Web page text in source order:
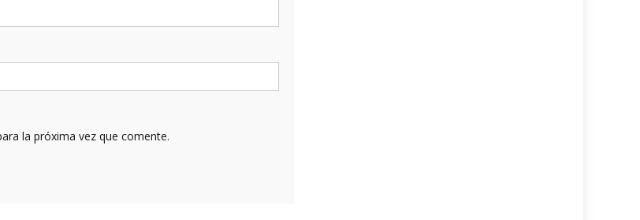
la próxima vez que comente.